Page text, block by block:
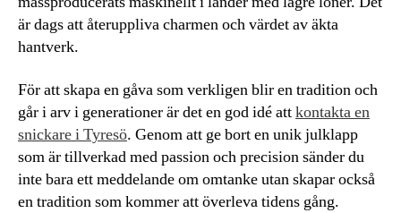
är dags att återuppliva charmen och värdet av äkta
hantverk.
För att skapa en gåva som verkligen blir en tradition och
går i arv i generationer är det en god idé attkontakta en
snickare i Tyresö. Genom att ge bort en unik julklapp
som är tillverkad med passion och precision sänder du
inte bara ett meddelande om omtanke utan skapar också
en tradition som kommer att överleva tidens gång.